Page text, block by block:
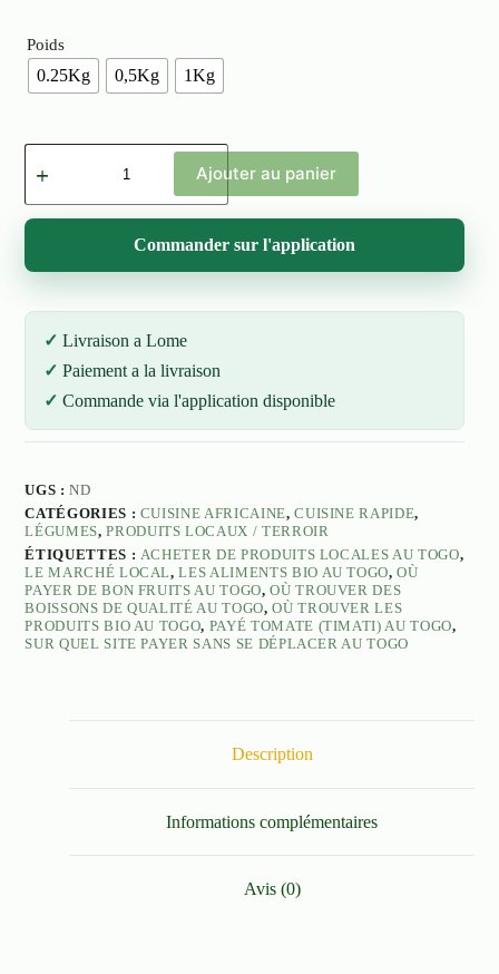
Poids
0.25Kg 0,5Kg 1Kg
quantité
de
(Timati)
Ajouter au panier
Commander sur l'application
Livraison a Lome
Paiement a la livraison
Commande via l'application disponible
UGS :ND
CATÉGORIES : CUISINE AFRICAINE,CUISINE RAPIDE,
LÉGUMES,PRODUITS LOCAUX / TERROIR
ÉTIQUETTES : ACHETER DE PRODUITS LOCALES AU TOGO,
LE MARCHÉ LOCAL,LES ALIMENTS BIO AU TOGO,OÙ
PAYER DE BON FRUITS AU TOGO,OÙ TROUVER DES
BOISSONS DE QUALITÉ AU TOGO,OÙ TROUVER LES
PRODUITS BIO AU TOGO, PAYÉ TOMATE (TIMATI) AU TOGO,
SUR QUEL SITE PAYER SANS SE DÉPLACER AU TOGO
Description
Informations complémentaires
Avis (0)